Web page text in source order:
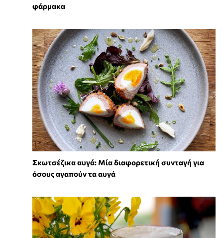
φάρμακα
Σκωτσέζικα αυγά: Μία διαφορετική συνταγή για
όσους αγαπούν τα αυγά